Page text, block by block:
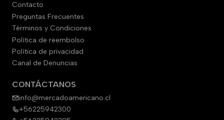
Contacto
Preguntas Frecuentes
Términos y Condiciones
Política de reembolso
Política de privacidad
Canal de Denuncias
CONTÁCTANOS
info@mercadoamericano.cl
+56225942300